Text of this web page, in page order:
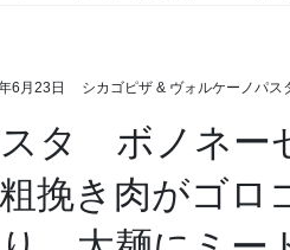
6月23日 シカゴピザ & ヴォルケーノパ
タ ボノネー
挽き肉がゴロ